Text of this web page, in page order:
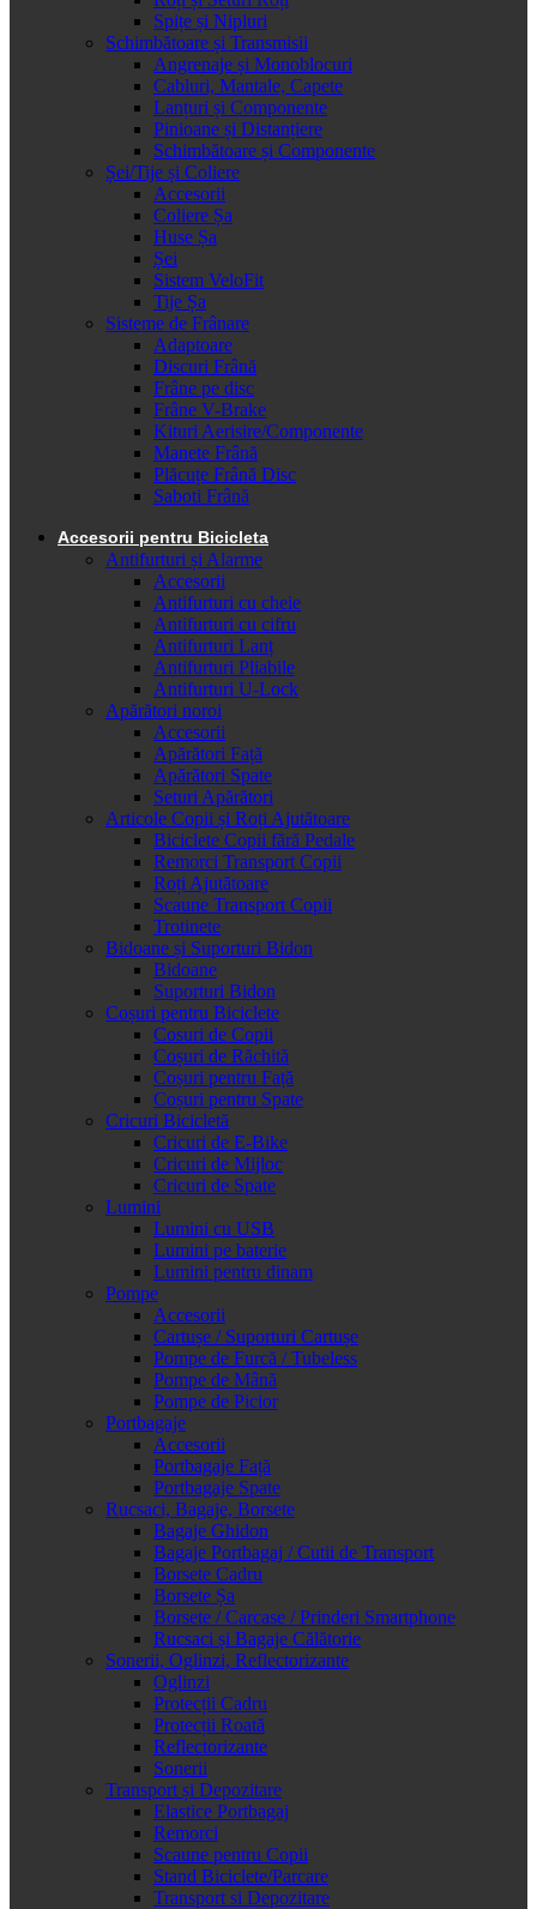
Spițe și Nipluri
Schimbătoare și Transmisii
Angrenaje și Monoblocuri
Cabluri, Mantale, Capete
Lanțuri și Componente
Pinioane și Distanțiere
Schimbătoare și Componente
Șei/Tije și Coliere
Accesorii
Coliere Șa
Huse Șa
Șei
Sistem VeloFit
Tije Șa
Sisteme de Frânare
Adaptoare
Discuri Frână
Frâne pe disc
Frâne V-Brake
Kituri Aerisire/Componente
Manete Frână
Plăcuțe Frână Disc
Saboti Frână
Accesorii pentru Bicicleta
Antifurturi și Alarme
Accesorii
Antifurturi cu cheie
Antifurturi cu cifru
Antifurturi Lanț
Antifurturi Pliabile
Antifurturi U-Lock
Apărători noroi
Accesorii
Apărători Față
Apărători Spate
Seturi Apărători
Articole Copii și Roți Ajutătoare
Biciclete Copii fără Pedale
Remorci Transport Copii
Roți Ajutătoare
Scaune Transport Copii
Trotinete
Bidoane și Suporturi Bidon
Bidoane
Suporturi Bidon
Coșuri pentru Biciclete
Cosuri de Copii
Coșuri de Răchită
Coșuri pentru Față
Coșuri pentru Spate
Cricuri Bicicletă
Cricuri de E-Bike
Cricuri de Mijloc
Cricuri de Spate
Lumini
Lumini cu USB
Lumini pe baterie
Lumini pentru dinam
Pompe
Accesorii
Cartușe / Suporturi Cartușe
Pompe de Furcă / Tubeless
Pompe de Mână
Pompe de Picior
Portbagaje
Accesorii
Portbagaje Față
Portbagaje Spate
Rucsaci, Bagaje, Borsete
Bagaje Ghidon
Bagaje Portbagaj / Cutii de Transport
Borsete Cadru
Borsete Șa
Borsete / Carcase / Prinderi Smartphone
Rucsaci și Bagaje Călătorie
Sonerii, Oglinzi, Reflectorizante
Oglinzi
Protecții Cadru
Protecții Roată
Reflectorizante
Sonerii
Transport și Depozitare
Elastice Portbagaj
Remorci
Scaune pentru Copii
Stand Biciclete/Parcare
Transport si Depozitare